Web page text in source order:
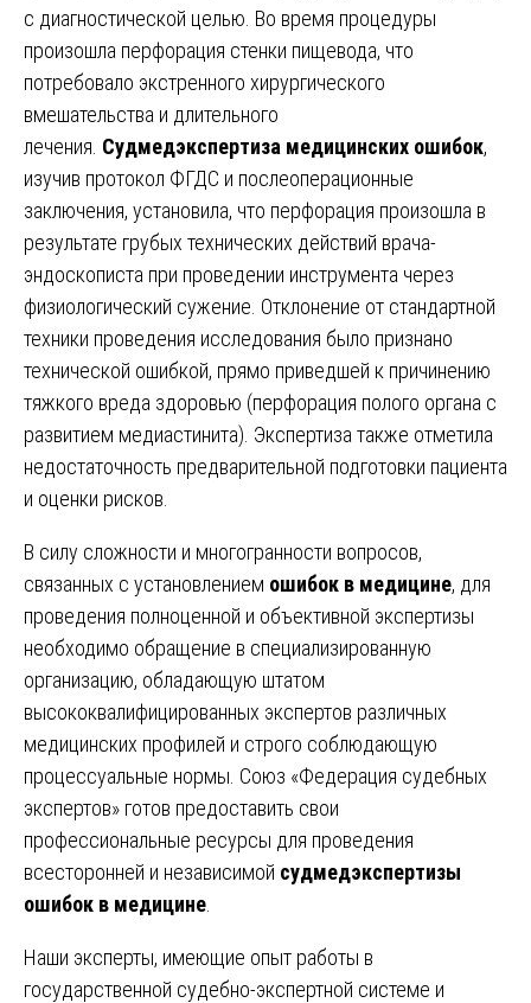
с диагностической целью. Во время процедуры
произошла перфорация стенки пищевода, что
потребовало экстренного хирургического
вмешательства и длительного
лечения. Судмедэкспертиза медицинских ошибок,
изучив протокол ФГДС и послеоперационные
заключения, установила, что перфорация произошла в
результате грубых технических действий врача-
эндоскописта при проведении инструмента через
физиологический сужение. Отклонение от стандартной
техники проведения исследования было признано
технической ошибкой, прямо приведшей к причинению
тяжкого вреда здоровью (перфорация полого органа с
развитием медиастинита). Экспертиза также отметила
недостаточность предварительной подготовки пациента
и оценки рисков.
В силу сложности и многогранности вопросов,
связанных с установлением ошибок в медицине, для
проведения полноценной и объективной экспертизы
необходимо обращение в специализированную
организацию, обладающую штатом
высококвалифицированных экспертов различных
медицинских профилей и строго соблюдающую
процессуальные нормы. Союз «Федерация судебных
экспертов» готов предоставить свои
профессиональные ресурсы для проведения
всесторонней и независимой судмедэкспертизы
ошибок в медицине
Наши эксперты, имеющие опыт работы в
государственной судебно-экспертной системе и